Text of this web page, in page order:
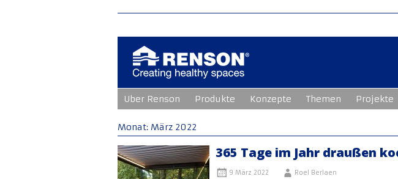
Inhalt
springen
Uber Renson Produkte Konzepte Themen Projekte
Monat: März 2022
365 Tage im Jahr draußen
9 März 2022
Roel Berlaen